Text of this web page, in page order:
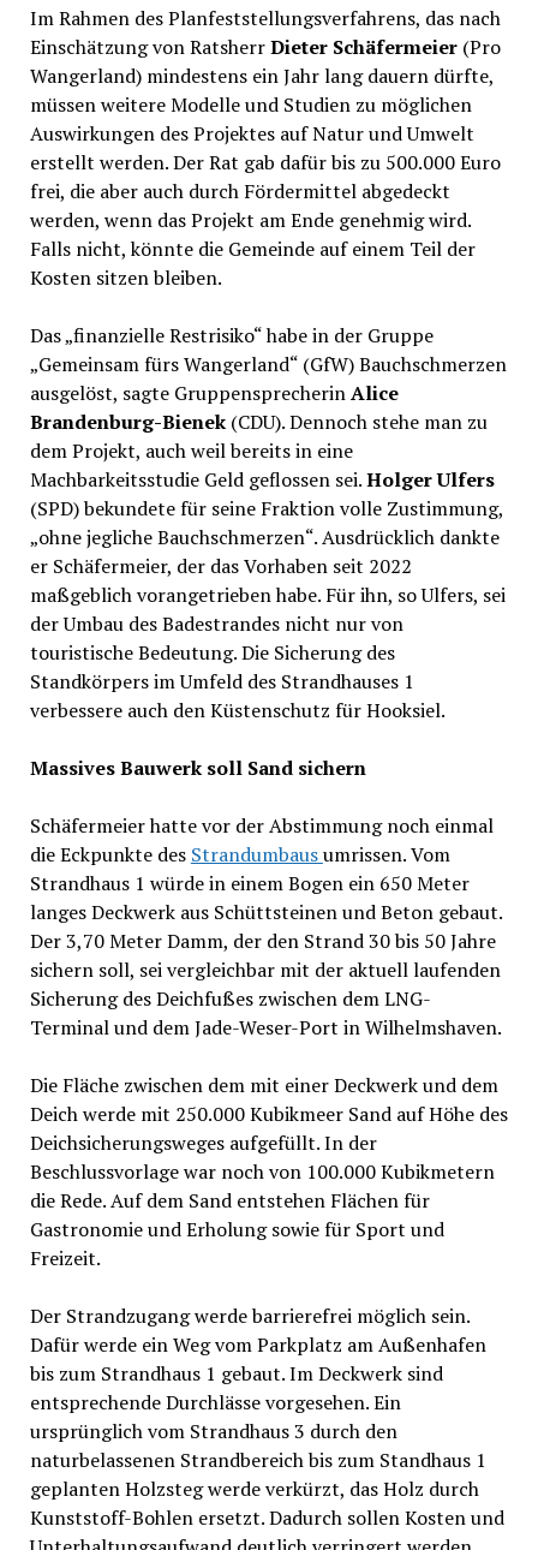
Im Rahmen des Planfeststellungsverfahrens, das nach
Einschätzung von RatsherrDieter Schäfermeier (Pro
Wangerland) mindestens ein Jahr lang dauern dürfte,
müssen weitere Modelle und Studien zu möglichen
Auswirkungen des Projektes auf Natur und Umwelt
erstellt werden. Der Rat gab dafür bis zu 500.000 Euro
frei, die aber auch durch Fördermittel abgedeckt
werden, wenn das Projekt am Ende genehmig wird.
Falls nicht, könnte die Gemeinde auf einem Teil der
Kosten sitzen bleiben.
Das „finanzielle Restrisiko“ habe in der Gruppe
„Gemeinsam fürs Wangerland“ (GfW) Bauchschmerzen
ausgelöst, sagte GruppensprecherinAlice
Brandenburg-Bienek(CDU). Dennoch stehe man zu
dem Projekt, auch weil bereits in eine
Machbarkeitsstudie Geld geflossen sei.Holger Ulfers
(SPD) bekundete für seine Fraktion volle Zustimmung,
„ohne jegliche Bauchschmerzen“. Ausdrücklich dankte
er Schäfermeier, der das Vorhaben seit 2022
maßgeblich vorangetrieben habe. Für ihn, so Ulfers, sei
der Umbau des Badestrandes nicht nur von
touristische Bedeutung. Die Sicherung des
Standkörpers im Umfeld des Strandhauses 1
verbessere auch den Küstenschutz für Hooksiel.
Massives Bauwerk soll Sand sichern
Schäfermeier hatte vor der Abstimmung noch einmal
die Eckpunkte des Strandumbausumrissen. Vom
Strandhaus 1 würde in einem Bogen ein 650 Meter
langes Deckwerk aus Schüttsteinen und Beton gebaut.
Der 3,70 Meter Damm, der den Strand 30 bis 50 Jahre
sichern soll, sei vergleichbar mit der aktuell laufenden
Sicherung des Deichfußes zwischen dem LNG-
Terminal und dem Jade-Weser-Port in Wilhelmshaven.
Die Fläche zwischen dem mit einer Deckwerk und dem
Deich werde mit 250.000 Kubikmeer Sand auf Höhe des
Deichsicherungsweges aufgefüllt. In der
Beschlussvorlage war noch von 100.000 Kubikmetern
die Rede. Auf dem Sand entstehen Flächen für
Gastronomie und Erholung sowie für Sport und
Freizeit.
Der Strandzugang werde barrierefrei möglich sein.
Dafür werde ein Weg vom Parkplatz am Außenhafen
bis zum Strandhaus 1 gebaut. Im Deckwerk sind
entsprechende Durchlässe vorgesehen. Ein
ursprünglich vom Strandhaus 3 durch den
naturbelassenen Strandbereich bis zum Standhaus 1
geplanten Holzsteg werde verkürzt, das Holz durch
Kunststoff-Bohlen ersetzt. Dadurch sollen Kosten und